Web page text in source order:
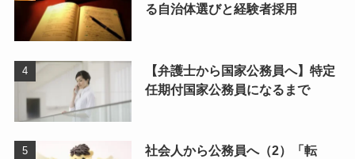
る自治体選びと経験者採用
【弁護士から国家公務員へ】特定
任期付国家公務員になるまで
社会人から公務員へ（2）「転